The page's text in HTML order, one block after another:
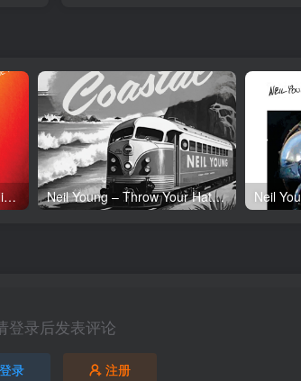
Neil Young – Tonight’s the Night (50th Anniversary)(093624835097)【24bit／192.0kHz】土耳其区 Neil Young – Throw Your Hatred Down (Live) – Single(054391239273)【24bit／96.0kHz】土耳其区
登录后发表评论
登录 注册